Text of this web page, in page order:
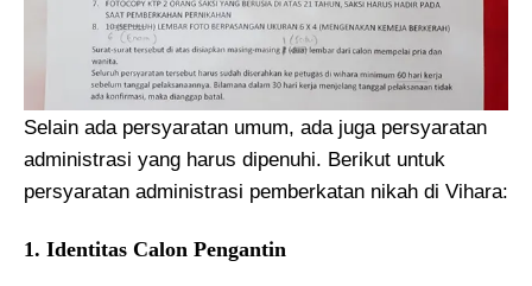
Selain ada persyaratan umum, ada juga persyaratan
administrasi yang harus dipenuhi. Berikut untuk
persyaratan administrasi pemberkatan nikah di Vihara:
1. Identitas Calon Pengantin